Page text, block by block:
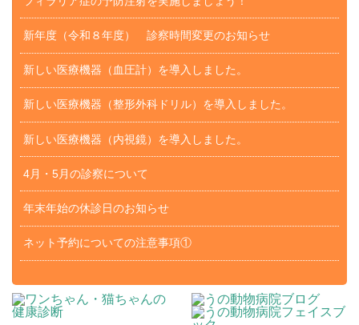
新年度（令和８年度） 診察時間変更のお知らせ
新しい医療機器（血圧計）を導入しました。
新しい医療機器（整形外科ドリル）を導入しました。
新しい医療機器（内視鏡）を導入しました。
4月・5月の診察について
年末年始の休診日のお知らせ
ネット予約についての注意事項①